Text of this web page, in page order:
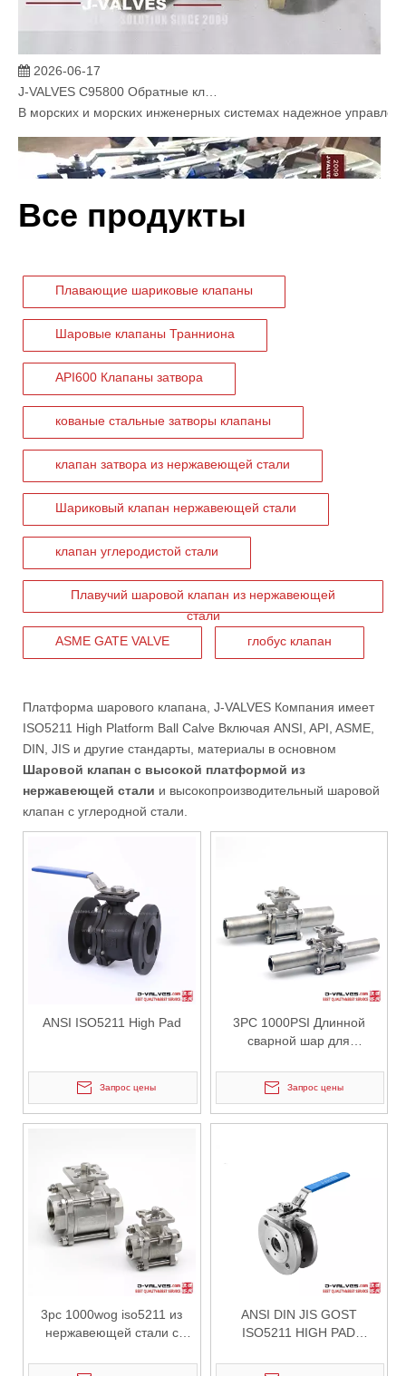
2026-06-17
Кованые трехкомпонентные шаровые краны в комплексном цехе | J-VALVES Производственная мощь и производственные преимущества
J-VALVES производитель кованых трехсоставных шаровых
2026-06-16
J-VALVES профессиональный производитель электрических
Все продукты
Плавающие шариковые клапаны
Шаровые клапаны Транниона
API600 Клапаны затвора
кованые стальные затворы клапаны
клапан затвора из нержавеющей стали
Шариковый клапан нержавеющей стали
клапан углеродистой стали
Плавучий шаровой клапан из нержавеющей
стали
ASME GATE VALVE
глобус клапан
Платформа шарового клапана, J-VALVES Компания имеет
ISO5211 High Platform Ball Calve Включая ANSI, API, ASME,
DIN, JIS и другие стандарты, материалы в основном
Шаровой клапан с высокой платформой из
нержавеющей стали и высокопроизводительный шаровой
клапан с углеродной стали.
ANSI ISO5211 High Pad
Запрос цены
3PC 1000PSI Длинной
сварной шар для
монтированием ISO5211
Запрос цены
3pc 1000wog iso5211 из
нержавеющей стали с
пленку с высокой
ANSI DIN JIS GOST
ISO5211 HIGH PAD